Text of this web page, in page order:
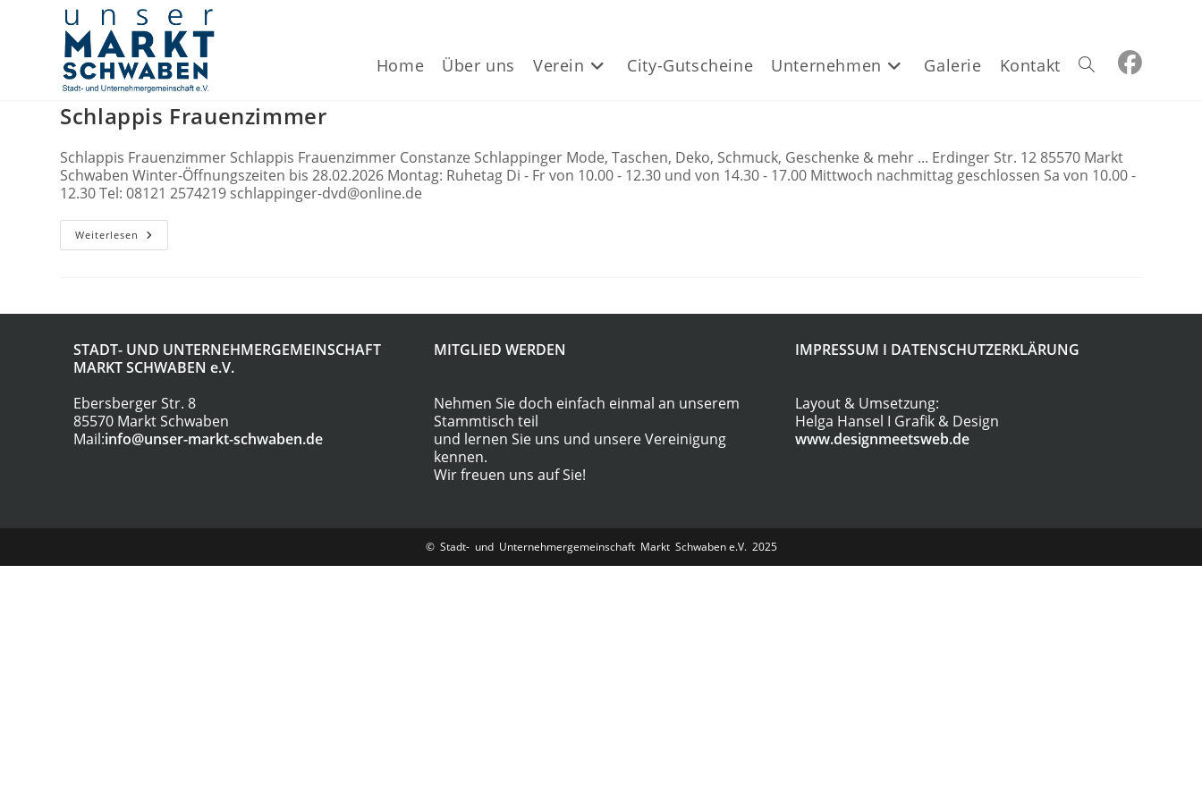
Home Über uns Verein City-Gutscheine Unternehmen Galerie Kontakt Website-
Schlappis Frauenzimmer
Schlappis Frauenzimmer Schlappis Frauenzimmer Constanze Schlappinger Mode, Taschen, Deko, Schmuck, Geschenke & mehr ... Erdinger Str. 12 85570 Markt
Schwaben Winter-Öffnungszeiten bis 28.02.2026 Montag: Ruhetag Di - Fr von 10.00 - 12.30 und von 14.30 - 17.00 Mittwoch nachmittag geschlossen Sa von 10.00 -
12.30 Tel: 08121 2574219 schlappinger-dvd@online.de
Weiterlesen Schlappis
Frauenzimmer
STADT- UND UNTERNEHMERGEMEINSCHAFT
MARKT SCHWABEN e.V.
Ebersberger Str. 8
85570 Markt Schwaben
Mail:info@unser-markt-schwaben.de
MITGLIED WERDEN
Nehmen Sie doch einfach einmal an unserem
Stammtisch teil
und lernen Sie uns und unsere Vereinigung
kennen.
Wir freuen uns auf Sie!
IMPRESSUM I DATENSCHUTZERKLÄRUNG
Layout & Umsetzung:
Helga Hansel I Grafik & Design
www.designmeetsweb.de
© Stadt- und Unternehmergemeinschaft Markt Schwaben e.V. 2025